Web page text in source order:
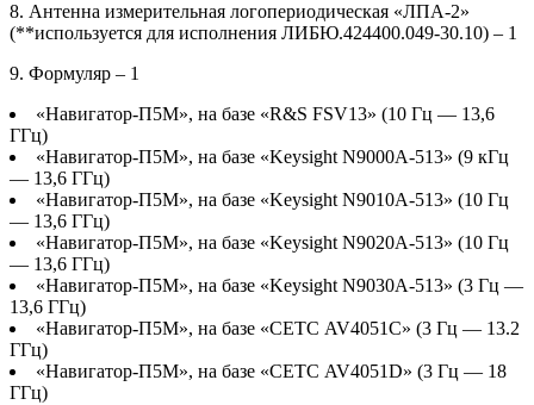
8. Антенна измерительная логопериодическая «ЛПА-2»
(**используется для исполнения ЛИБЮ.424400.049-30.10) – 1
9. Формуляр – 1
«Навигатор-П5М», на базе «R&S FSV13» (10 Гц ― 13,6
ГГц)
«Навигатор-П5М», на базе «Keysight N9000A-513» (9 кГц
― 13,6 ГГц)
«Навигатор-П5М», на базе «Keysight N9010A-513» (10 Гц
― 13,6 ГГц)
«Навигатор-П5М», на базе «Keysight N9020A-513» (10 Гц
― 13,6 ГГц)
«Навигатор-П5М», на базе «Keysight N9030A-513» (3 Гц ―
13,6 ГГц)
«Навигатор-П5М», на базе «СЕТС AV4051C» (3 Гц ― 13.2
ГГц)
«Навигатор-П5М», на базе «СЕТС AV4051D» (3 Гц ― 18
ГГц)